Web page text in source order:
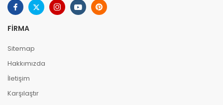
FIRMA
Sitemap
Hakkımızda
İletişim
Karşılaştır